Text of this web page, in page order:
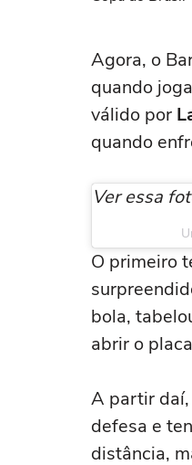
Agora, o
quando
válido por
quando
Ver essa
O primeiro
bola,
abrir o
A partir daí,
defesa e
distância,